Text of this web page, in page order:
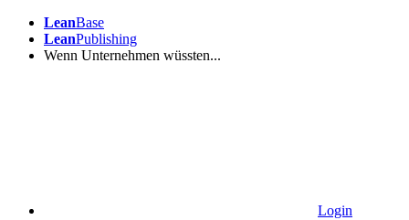
LeanBase
LeanPublishing
Wenn Unternehmen wüssten...
Login